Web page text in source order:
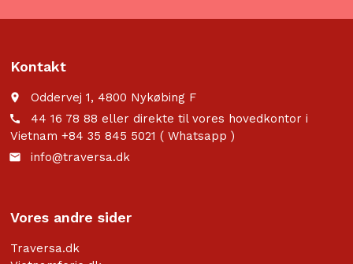
Kontakt
place Oddervej 1, 4800 Nykøbing F
call
44 16 78 88 eller direkte til vores hovedkontor i
Vietnam +84 35 845 5021 ( Whatsapp )
email info@traversa.dk
Vores andre sider
Traversa.dk